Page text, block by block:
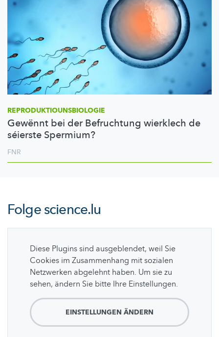
REPRODUKTIOUNSBIOLOGIE
Gewënnt bei der Befruchtung wierklech de
séierste Spermium?
FNR
Folgescience.lu
Diese Plugins sind ausgeblendet, weil Sie
Cookies im Zusammenhang mit sozialen
Netzwerken abgelehnt haben. Um sie zu
sehen, ändern Sie bitte Ihre Einstellungen.
EINSTELLUNGEN ÄNDERN